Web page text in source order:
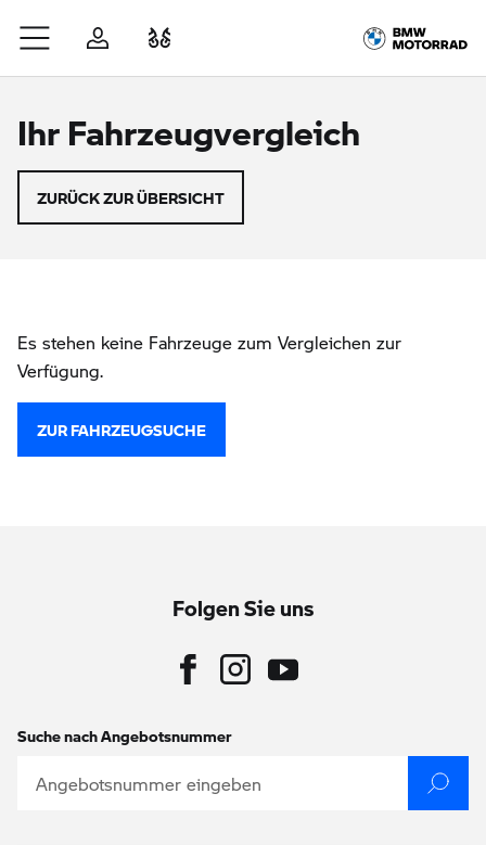
Zum Hauptinhalt springen
Anmelden
Ihr Fahrzeugvergleich
ZURÜCK ZUR ÜBERSICHT
Es stehen keine Fahrzeuge zum Vergleichen zur
Verfügung.
ZUR FAHRZEUGSUCHE
Folgen Sie uns
Suche nach Angebotsnummer